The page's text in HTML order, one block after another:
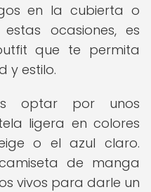
en la cubierta o
ocasiones, es
que te permita
y estilo.
optar por unos
ligera en colores
o el azul claro.
de manga
vivos para darle un